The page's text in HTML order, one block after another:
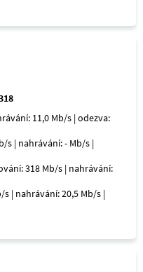
11,0 Mb/s | odezva:
s | nahrávání: - Mb/s |
318 Mb/s | nahrávání:
s | nahrávání: 20,5 Mb/s |